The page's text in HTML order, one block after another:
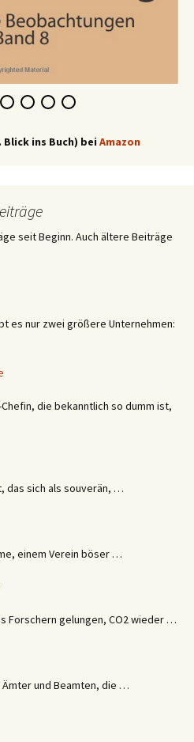
ins Buch) bei Amazon
seit Beginn. Auch ältere Beiträge
es nur zwei größere Unternehmen:
die bekanntlich so dumm ist,
das sich als souverän, …
einem Verein böser …
Forschern gelungen, CO2 wieder …
und Beamten, die …